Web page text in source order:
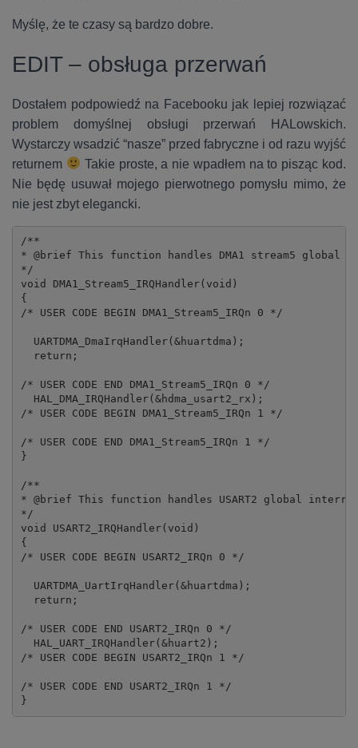
Myślę, że te czasy są bardzo dobre.
EDIT – obsługa przerwań
Dostałem podpowiedź na Facebooku jak lepiej rozwiązać
problem domyślnej obsługi przerwań HALowskich.
Wystarczy wsadzić “nasze” przed fabryczne i od razu wyjść
returnem
Takie proste, a nie wpadłem na to pisząc kod.
Nie będę usuwał mojego pierwotnego pomysłu mimo, że
nie jest zbyt elegancki.
/**
* @brief This function handles DMA1 stream5 global
*/
void DMA1_Stream5_IRQHandler(void)
{
/* USER CODE BEGIN DMA1_Stream5_IRQn 0 */
  UARTDMA_DmaIrqHandler(&huartdma);
  return;
/* USER CODE END DMA1_Stream5_IRQn 0 */
  HAL_DMA_IRQHandler(&hdma_usart2_rx);
/* USER CODE BEGIN DMA1_Stream5_IRQn 1 */
/* USER CODE END DMA1_Stream5_IRQn 1 */
}
/**
* @brief This function handles USART2 global
*/
void USART2_IRQHandler(void)
{
/* USER CODE BEGIN USART2_IRQn 0 */
  UARTDMA_UartIrqHandler(&huartdma);
  return;
/* USER CODE END USART2_IRQn 0 */
  HAL_UART_IRQHandler(&huart2);
/* USER CODE BEGIN USART2_IRQn 1 */
/* USER CODE END USART2_IRQn 1 */
}